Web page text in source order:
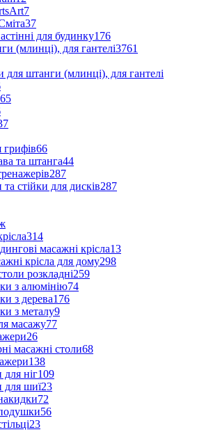
7
37
для будинку176
(млинці), для гантелі3761
для штанги (млинці), для гантелі
грифів66
та штанга44
287
та стійки для дисків287
314
масажні крісла13
крісла для дому298
розкладні259
з алюмінію74
з дерева176
з металу9
масажу77
26
масажні столи68
138
ніг109
для шиї23
72
56
23